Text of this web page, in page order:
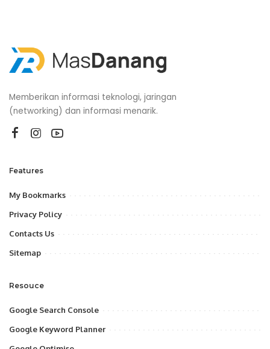
Memberikan informasi teknologi, jaringan
(networking) dan informasi menarik.
Features
My Bookmarks
Privacy Policy
Contacts Us
Sitemap
Resouce
Google Search Console
Google Keyword Planner